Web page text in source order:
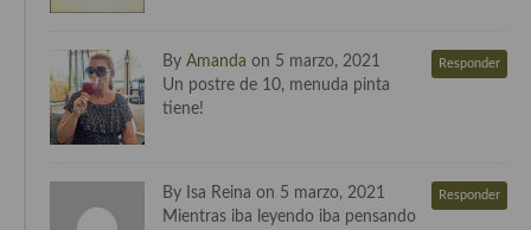
Cocina Asturiana
Cocina Balear
Cocina Castellana
By Amanda on 5 marzo, 2021 Responder
Un postre de 10, menuda pinta
tiene!
By Isa Reina on 5 marzo, 2021 Responder
Mientras iba leyendo iba pensando